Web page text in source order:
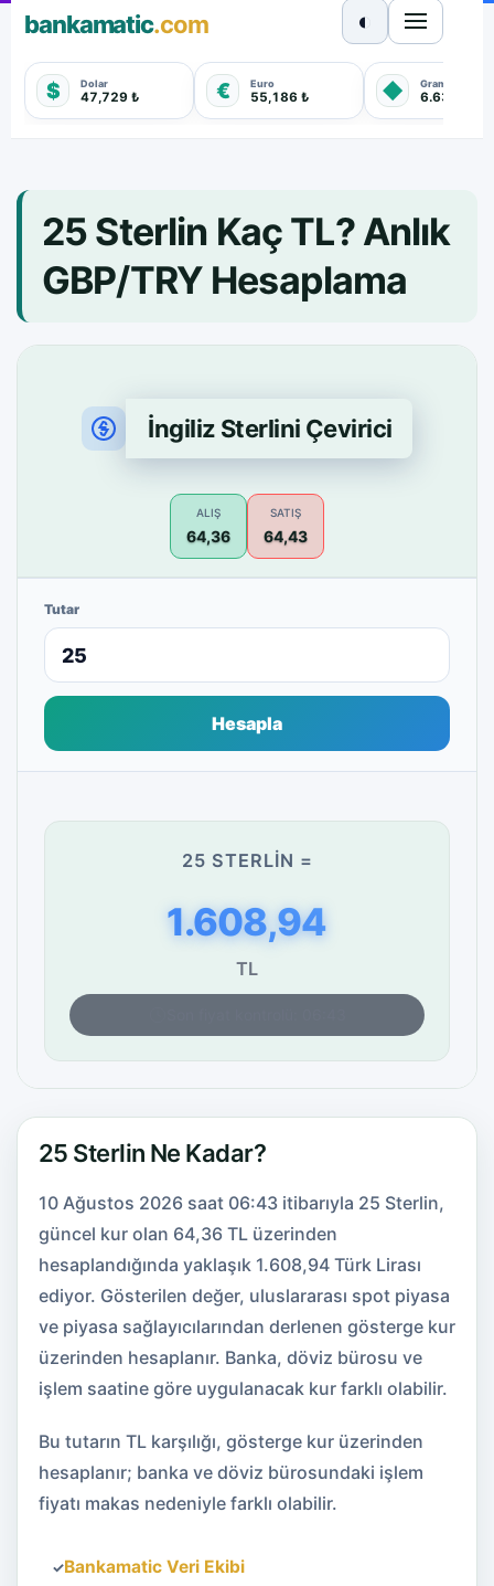
bankamatic.com
$ Dolar
47,729 ₺ € Euro
55,186 ₺ ◆ Gram Altın
6.635,550
◐
25 Sterlin Kaç TL? Anlık
GBP/TRY Hesaplama
İngiliz Sterlini Çevirici
ALIŞ
64,36
SATIŞ
64,43
Tutar
Hesapla
25 STERLIN =
1.608,94
TL
25 Sterlin Ne Kadar?
10 Ağustos 2026 saat 06:43 itibarıyla 25 Sterlin,
güncel kur olan 64,36 TL üzerinden
hesaplandığında yaklaşık 1.608,94 Türk Lirası
ediyor. Gösterilen değer, uluslararası spot piyasa
ve piyasa sağlayıcılarından derlenen gösterge kur
üzerinden hesaplanır. Banka, döviz bürosu ve
işlem saatine göre uygulanacak kur farklı olabilir.
Bu tutarın TL karşılığı, gösterge kur üzerinden
hesaplanır; banka ve döviz bürosundaki işlem
fiyatı makas nedeniyle farklı olabilir.
✓Bankamatic Veri Ekibi